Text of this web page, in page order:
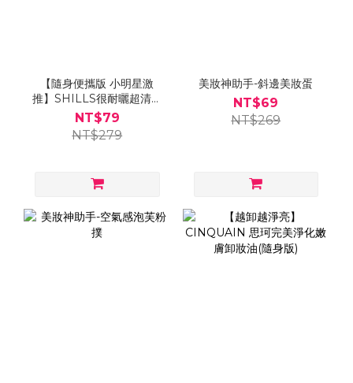
【隨身便攜版 小明星激
推】SHILLS很耐曬超清爽
美白超能長效防曬凝乳
SPF50★★★★15ml
NT$79
NT$279
美妝神助手-斜邊美妝蛋
NT$69
NT$269